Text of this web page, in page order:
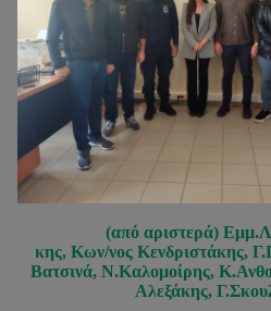
(από αριστερά)
κης, Κων/νος Κενδριστάκης,
Βατσινά, Ν.Καλομοίρης,
Αλεξάκης,